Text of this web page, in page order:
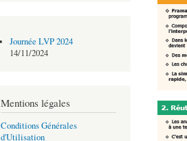
Journée LVP 2024
14/11/2024
Mentions légales
Conditions Générales
d'Utilisation